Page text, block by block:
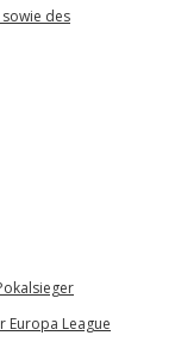
des
Europa League